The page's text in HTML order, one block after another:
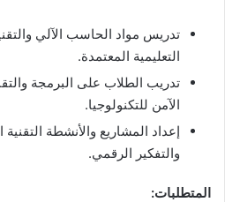
تدريس مواد الحاسب الآلي
التعليمية المعتمدة.
تدريب الطلاب على البرمجة
الآمن للتكنولوجيا.
إعداد المشاريع والأنشطة التقنية
والتفكير الرقمي.
المتطلبات: